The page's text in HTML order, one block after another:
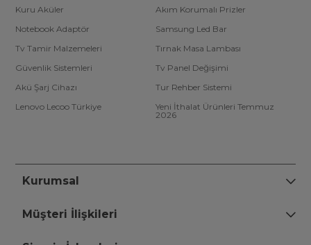
Kuru Aküler
Akım Korumalı Prizler
Notebook Adaptör
Samsung Led Bar
Tv Tamir Malzemeleri
Tırnak Masa Lambası
Güvenlik Sistemleri
Tv Panel Değişimi
Akü Şarj Cihazı
Tur Rehber Sistemi
Lenovo Lecoo Türkiye
Yeni İthalat Ürünleri Temmuz
2026
Kurumsal
Müşteri İlişkileri